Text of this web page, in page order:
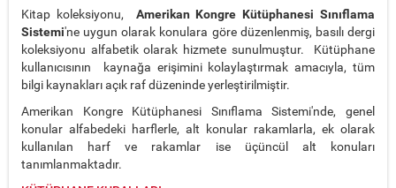
Kitap koleksiyonu, Amerikan Kongre Kütüphanesi Sınıflama
Sistemi'ne uygun olarak konulara göre düzenlenmiş, basılı dergi
koleksiyonu alfabetik olarak hizmete sunulmuştur. Kütüphane
kullanıcısının kaynağa erişimini kolaylaştırmak amacıyla, tüm
bilgi kaynakları açık raf düzeninde yerleştirilmiştir.
Amerikan Kongre Kütüphanesi Sınıflama Sistemi'nde, genel
konular alfabedeki harflerle, alt konular rakamlarla, ek olarak
kullanılan harf ve rakamlar ise üçüncül alt konuları
tanımlanmaktadır.